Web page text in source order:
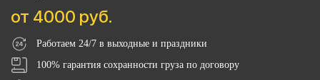
от 4000 руб.
Работаем 24/7 в выходные и праздники
100% гарантия сохранности груза по договору